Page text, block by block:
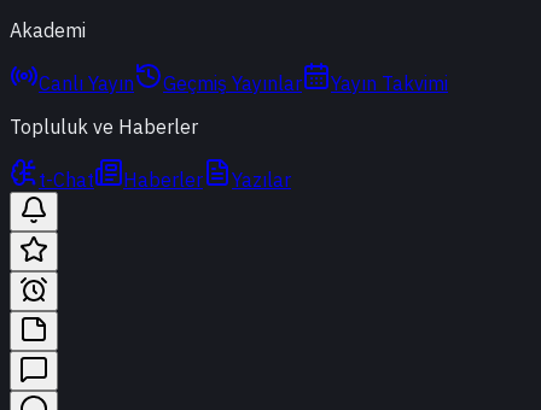
Akademi
Canlı Yayın Geçmiş Yayınlar
Yayın Takvimi
Topluluk ve Haberler
t-Chat Haberler Yazılar